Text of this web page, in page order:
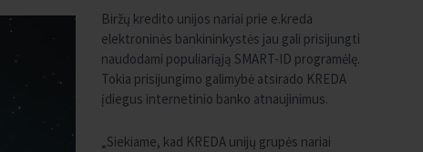
Biržų kredito unijos nariai prie e.kreda
elektroninės bankininkystės jau gali prisijungti
naudodami populiariąją SMART-ID programėlę.
Tokia prisijungimo galimybė atsirado KREDA
įdiegus internetinio banko atnaujinimus.
„Siekiame, kad KREDA unijų grupės nariai